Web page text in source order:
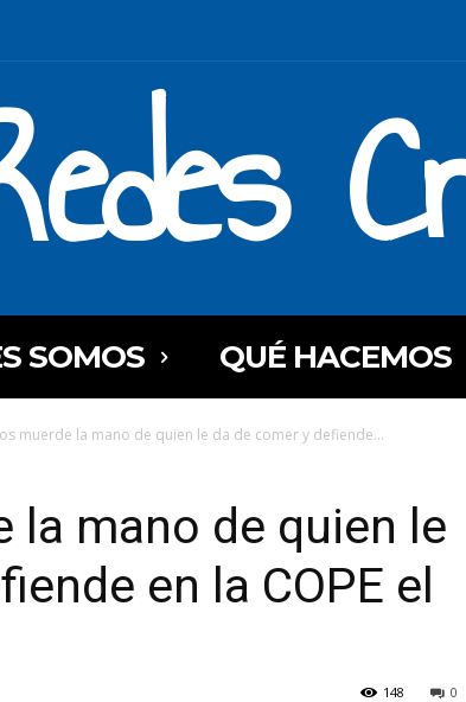
SOMOS QUÉ HACEMOS
muerde la mano de quien le da de comer y defiende...
la mano de quien le
en la COPE el
0
148